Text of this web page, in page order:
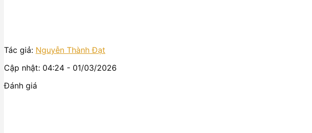
Tác giả: Nguyễn Thành Đạt
Cập nhật: 04:24 - 01/03/2026
Đánh giá